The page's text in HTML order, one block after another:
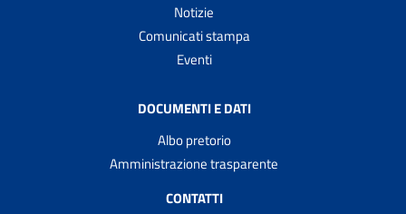
Notizie
Comunicati stampa
Eventi
DOCUMENTI E DATI
Albo pretorio
Amministrazione trasparente
CONTATTI